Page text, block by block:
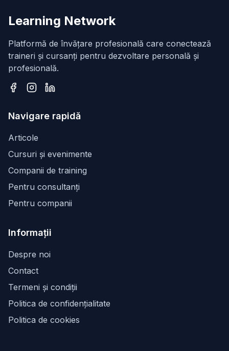
Learning Network
Platformă de învățare profesională care conectează
traineri și cursanți pentru dezvoltare personală și
profesională.
Navigare rapidă
Articole
Cursuri și evenimente
Companii de training
Pentru consultanți
Pentru companii
Informații
Despre noi
Contact
Termeni și condiții
Politica de confidențialitate
Politica de cookies